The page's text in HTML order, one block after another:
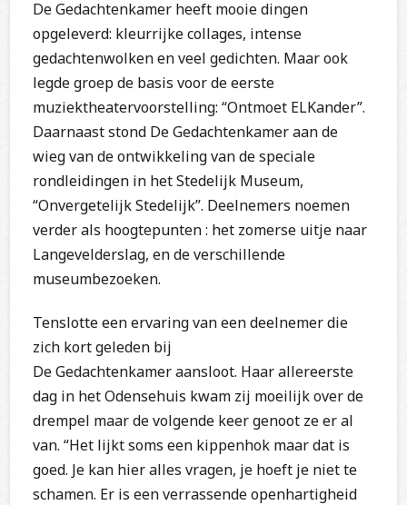
De Gedachtenkamer heeft mooie dingen
opgeleverd: kleurrijke collages, intense
gedachtenwolken en veel gedichten. Maar ook
legde groep de basis voor de eerste
muziektheatervoorstelling: “Ontmoet ELKander”.
Daarnaast stond De Gedachtenkamer aan de
wieg van de ontwikkeling van de speciale
rondleidingen in het Stedelijk Museum,
“Onvergetelijk Stedelijk”. Deelnemers noemen
verder als hoogtepunten : het zomerse uitje naar
Langevelderslag, en de verschillende
museumbezoeken.
Tenslotte een ervaring van een deelnemer die
zich kort geleden bij
De Gedachtenkamer aansloot. Haar allereerste
dag in het Odensehuis kwam zij moeilijk over de
drempel maar de volgende keer genoot ze er al
van. “Het lijkt soms een kippenhok maar dat is
goed. Je kan hier alles vragen, je hoeft je niet te
schamen. Er is een verrassende openhartigheid